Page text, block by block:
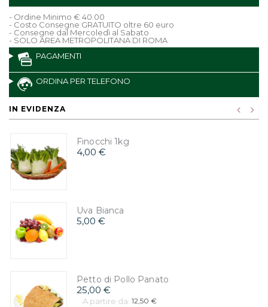
- Ordine Minimo € 40.00
- Costo Consegne GRATUITO oltre 60 euro
- Consegne dal Mercoledì al Sabato
- SOLO AREA METROPOLITANA DI ROMA
PAGAMENTI
ORDINA PER TELEFONO
IN EVIDENZA
Finocchi 1kg
4,00 €
Uva Bianca
5,00 €
Petto di Pollo Panato
25,00 €
A partire da: 12,50 €